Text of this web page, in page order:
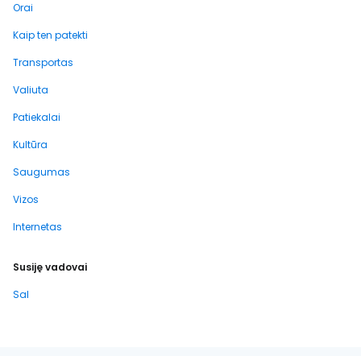
Orai
Kaip ten patekti
Transportas
Valiuta
Patiekalai
Kultūra
Saugumas
Vizos
Internetas
Susiję vadovai
Sal